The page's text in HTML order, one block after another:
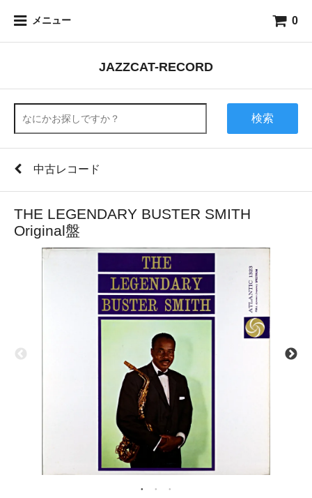
メニュー 0
JAZZCAT-RECORD
検索
中古レコード
THE LEGENDARY BUSTER SMITH
Original盤